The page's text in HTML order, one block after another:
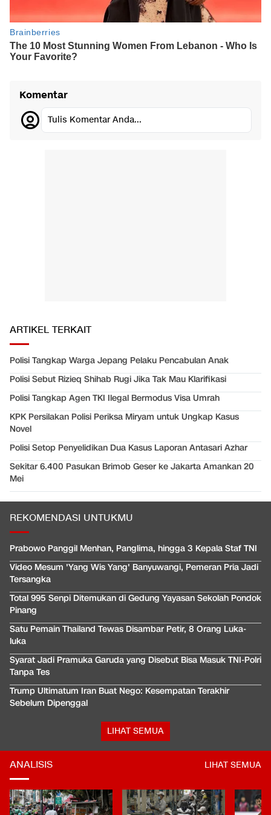
Komentar
Tulis Komentar Anda...
ARTIKEL TERKAIT
Polisi Tangkap Warga Jepang Pelaku Pencabulan Anak
Polisi Sebut Rizieq Shihab Rugi Jika Tak Mau Klarifikasi
Polisi Tangkap Agen TKI Ilegal Bermodus Visa Umrah
KPK Persilakan Polisi Periksa Miryam untuk Ungkap Kasus
Novel
Polisi Setop Penyelidikan Dua Kasus Laporan Antasari Azhar
Sekitar 6.400 Pasukan Brimob Geser ke Jakarta Amankan 20
Mei
REKOMENDASI UNTUKMU
Prabowo Panggil Menhan, Panglima, hingga 3 Kepala Staf TNI
Video Mesum 'Yang Wis Yang' Banyuwangi, Pemeran Pria Jadi
Tersangka
Total 995 Senpi Ditemukan di Gedung Yayasan Sekolah Pondok
Pinang
Satu Pemain Thailand Tewas Disambar Petir, 8 Orang Luka-
luka
Syarat Jadi Pramuka Garuda yang Disebut Bisa Masuk TNI-Polri
Tanpa Tes
Trump Ultimatum Iran Buat Nego: Kesempatan Terakhir
Sebelum Dipenggal
LIHAT SEMUA
ANALISIS LIHAT SEMUA